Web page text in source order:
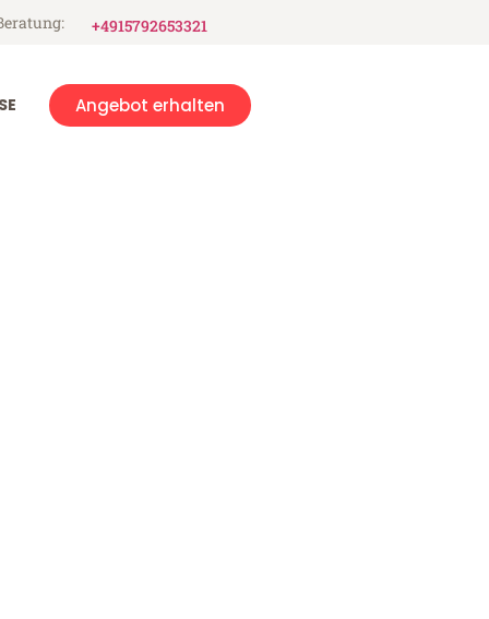
+4915792653321
Angebot erhalten